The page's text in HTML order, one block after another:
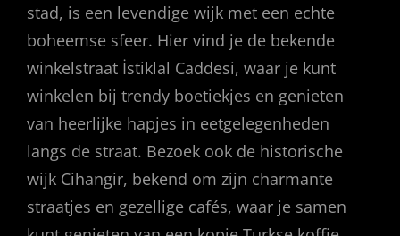
stad, is een levendige wijk met een echte
boheemse sfeer. Hier vind je de bekende
winkelstraat İstiklal Caddesi, waar je kunt
winkelen bij trendy boetiekjes en genieten
van heerlijke hapjes in eetgelegenheden
langs de straat. Bezoek ook de historische
wijk Cihangir, bekend om zijn charmante
straatjes en gezellige cafés, waar je samen